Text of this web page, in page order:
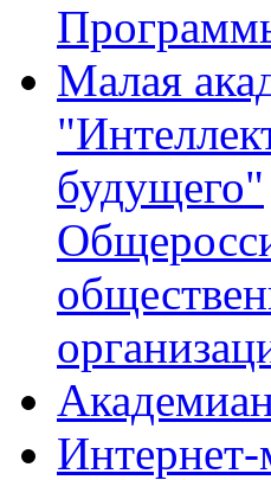
Малая
будущего"